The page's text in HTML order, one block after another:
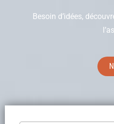
Besoin d’idées,